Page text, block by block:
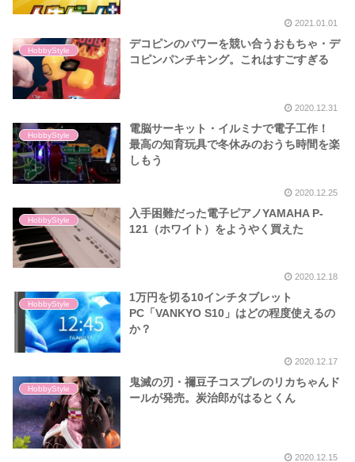
2021.01.01
HobbyStyle
デコピンのパワーを競い合うおもちゃ・デ
コピンパンチキング。これはすごすぎる
2020.12.31
HobbyStyle
電脳サーキット・イルミナで電子工作！
最高の知育玩具で冬休みのおうち時間を楽
しもう
2020.12.25
HobbyStyle
入手困難だった電子ピアノYAMAHA P-
121（ホワイト）をようやく買えた
2020.12.18
HobbyStyle
1万円を切る10インチタブレット
PC「VANKYO S10」はどの程度使えるの
か？
2020.12.17
HobbyStyle
鬼滅の刃・禰豆子コスプレのリカちゃんド
ールが発売。炭治郎がはるとくん
2020.12.15